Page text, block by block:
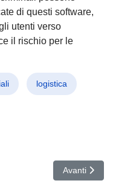
di questi software,
utenti verso
il rischio per le
logistica
e Tor minacciano la
Articolo
Avanti